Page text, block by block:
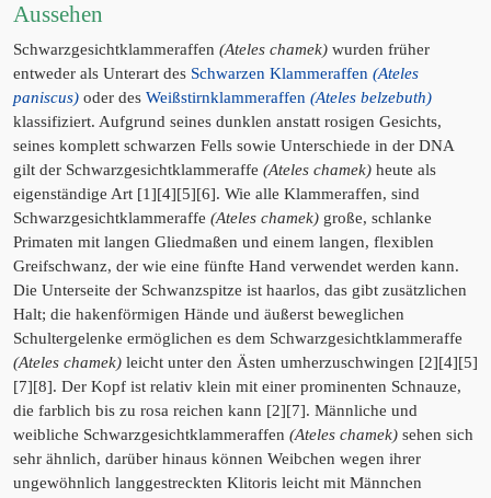
Aussehen
Schwarzgesichtklammeraffen (Ateles chamek) wurden früher
entweder als Unterart des Schwarzen Klammeraffen (Ateles
paniscus) oder des Weißstirnklammeraffen (Ateles belzebuth)
klassifiziert. Aufgrund seines dunklen anstatt rosigen Gesichts,
seines komplett schwarzen Fells sowie Unterschiede in der DNA
gilt der Schwarzgesichtklammeraffe (Ateles chamek) heute als
eigenständige Art [1][4][5][6]. Wie alle Klammeraffen, sind
Schwarzgesichtklammeraffe (Ateles chamek) große, schlanke
Primaten mit langen Gliedmaßen und einem langen, flexiblen
Greifschwanz, der wie eine fünfte Hand verwendet werden kann.
Die Unterseite der Schwanzspitze ist haarlos, das gibt zusätzlichen
Halt; die hakenförmigen Hände und äußerst beweglichen
Schultergelenke ermöglichen es dem Schwarzgesichtklammeraffe
(Ateles chamek) leicht unter den Ästen umherzuschwingen [2][4][5]
[7][8]. Der Kopf ist relativ klein mit einer prominenten Schnauze,
die farblich bis zu rosa reichen kann [2][7]. Männliche und
weibliche Schwarzgesichtklammeraffen (Ateles chamek) sehen sich
sehr ähnlich, darüber hinaus können Weibchen wegen ihrer
ungewöhnlich langgestreckten Klitoris leicht mit Männchen